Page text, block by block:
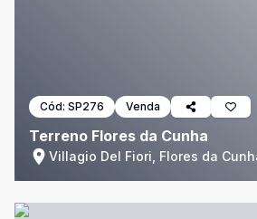
Cód: SP276 Venda
Terreno Flores da Cunha
Villagio Del Fiori, Flores da